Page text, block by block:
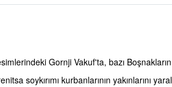
Gornji Vakuf'ta, bazı
soykırımı kurbanlarının yakınlarını